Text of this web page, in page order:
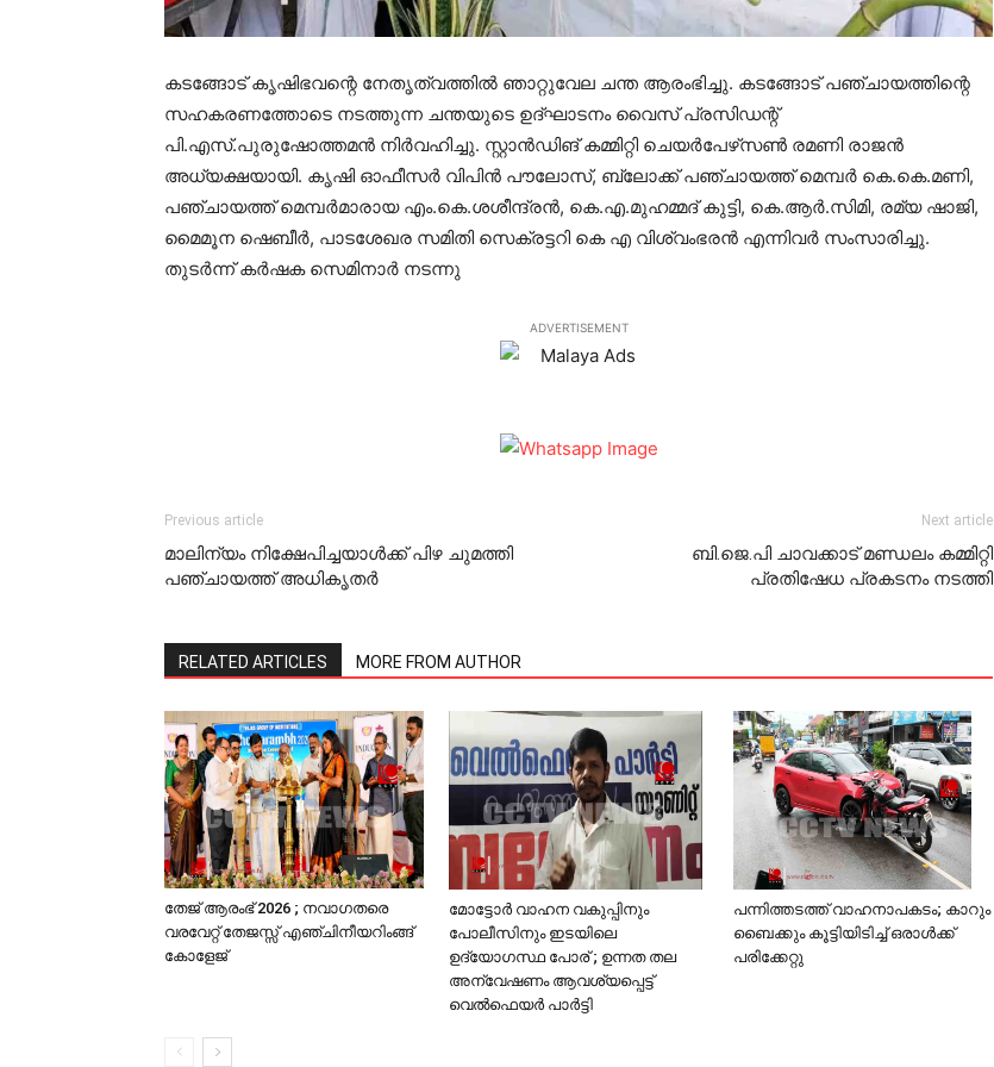
കടങ്ങോട് കൃഷിഭവന്റെ നേതൃത്വത്തില്‍ ഞാറ്റുവേല ചന്ത ആരംഭിച്ചു. കടങ്ങോട് പഞ്ചായത്തിന്റെ
സഹകരണത്തോടെ നടത്തുന്ന ചന്തയുടെ ഉദ്ഘാടനം വൈസ് പ്രസിഡന്റ്
പി.എസ്.പുരുഷോത്തമന്‍ നിര്‍വഹിച്ചു. സ്റ്റാന്‍ഡിങ് കമ്മിറ്റി ചെയര്‍പേഴ്‌സണ്‍ രമണി രാജന്‍
അധ്യക്ഷയായി. കൃഷി ഓഫീസര്‍ വിപിന്‍ പൗലോസ്, ബ്ലോക്ക് പഞ്ചായത്ത് മെമ്പര്‍ കെ.കെ.മണി,
പഞ്ചായത്ത് മെമ്പര്‍മാരായ എം.കെ.ശശീന്ദ്രന്‍, കെ.എ.മുഹമ്മദ് കുട്ടി, കെ.ആര്‍.സിമി, രമ്യ ഷാജി,
മൈമൂന ഷെബീര്‍, പാടശേഖര സമിതി സെക്രട്ടറി കെ എ വിശ്വംഭരന്‍ എന്നിവര്‍ സംസാരിച്ചു.
തുടര്‍ന്ന് കര്‍ഷക സെമിനാര്‍ നടന്നു
ADVERTISEMENT
Previous article
മാലിന്യം നിക്ഷേപിച്ചയാള്‍ക്ക് പിഴ ചുമത്തി
പഞ്ചായത്ത് അധികൃതര്‍
Next article
ബി.ജെ.പി ചാവക്കാട് മണ്ഡലം കമ്മിറ്റി
പ്രതിഷേധ പ്രകടനം നടത്തി
RELATED ARTICLES MORE FROM AUTHOR
തേജ് ആരംഭ് 2026 ; നവാഗതരെ
വരവേറ്റ് തേജസ്സ് എഞ്ചിനീയറിംങ്ങ്
കോളേജ്
മോട്ടോര്‍ വാഹന വകുപ്പിനും
പോലീസിനും ഇടയിലെ
ഉദ്യോഗസ്ഥ പോര് ; ഉന്നത തല
അന്വേഷണം ആവശ്യപ്പെട്ട്
വെല്‍ഫെയര്‍ പാര്‍ട്ടി
പന്നിത്തടത്ത് വാഹനാപകടം; കാറും
ബൈക്കും കൂട്ടിയിടിച്ച് ഒരാള്‍ക്ക്
പരിക്കേറ്റു